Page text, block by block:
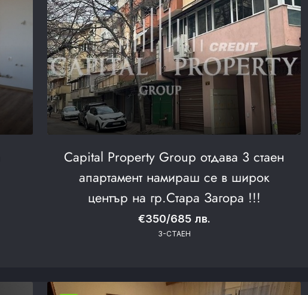
Capital Property Group отдава 3 стаен
апартамент намираш се в широк
център на гр.Стара Загора !!!
€350/685 лв.
3-СТАЕН